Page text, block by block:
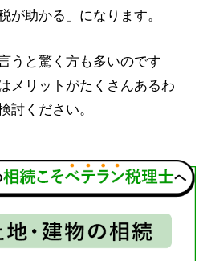
が助かる」になります。
うと驚く方も多いのです
メリットがたくさんあるわ
討ください。